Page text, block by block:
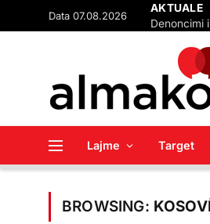
Data 07.08.2026 AKTUALE
Lajme Target
BROWSING: